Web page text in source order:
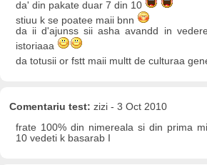
da' din pakate duar 7 din 10
stiuu k se poatee maii bnn
da ii d'ajunss sii asha avandd in
istoriaaa
da totusii or fstt maii multt de culturaa
Comentariu test: zizi - 3 Oct 2010
frate 100% din nimereala si din prima
10 vedeti k basarab I